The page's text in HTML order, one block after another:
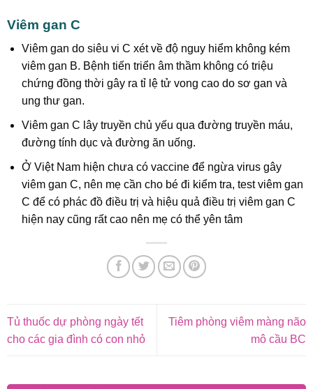
Viêm gan C
Viêm gan do siêu vi C xét về độ nguy hiểm không kém
viêm gan B. Bệnh tiến triển âm thầm không có triệu
chứng đồng thời gây ra tỉ lệ tử vong cao do sơ gan và
ung thư gan.
Viêm gan C lây truyền chủ yếu qua đường truyền máu,
đường tính dục và đường ăn uống.
Ở Việt Nam hiện chưa có vaccine để ngừa virus gây
viêm gan C, nên mẹ cần cho bé đi kiểm tra, test viêm gan
C để có phác đồ điều trị và hiệu quả điều trị viêm gan C
hiện nay cũng rất cao nên mẹ có thể yên tâm
Tủ thuốc dự phòng ngày tết
cho các gia đình có con nhỏ
Tiêm phòng viêm màng não
mô cầu BC